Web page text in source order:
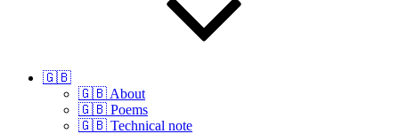
🇬🇧
🇬🇧 About
🇬🇧 Poems
🇬🇧 Technical note